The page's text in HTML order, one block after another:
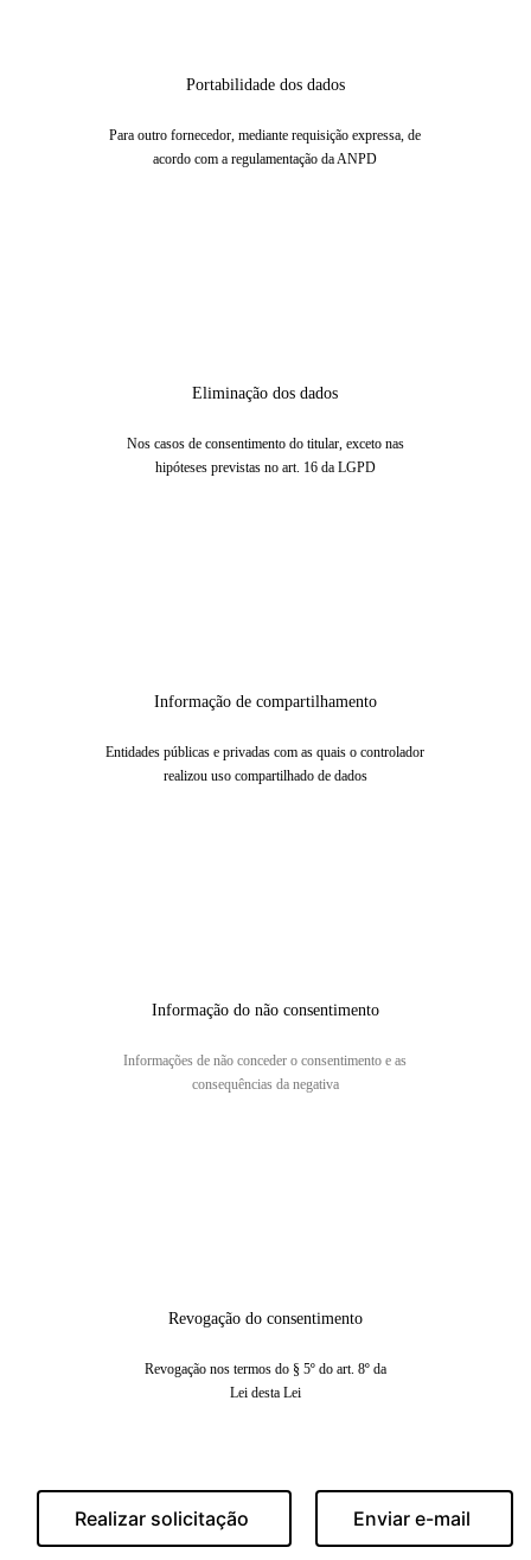
Portabilidade dos dados
Para outro fornecedor, mediante requisição expressa, de
acordo com a regulamentação da ANPD
Eliminação dos dados
Nos casos de consentimento do titular, exceto nas
hipóteses previstas no art. 16 da LGPD
Informação de compartilhamento
Entidades públicas e privadas com as quais o controlador
realizou uso compartilhado de dados
Informação do não consentimento
Informações de não conceder o consentimento e as
consequências da negativa
Revogação do consentimento
Revogação nos termos do § 5º do art. 8º da
Lei desta Lei
Realizar solicitação Enviar e-mail